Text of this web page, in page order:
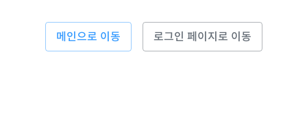
메인으로 이동 로그인 페이지로 이동